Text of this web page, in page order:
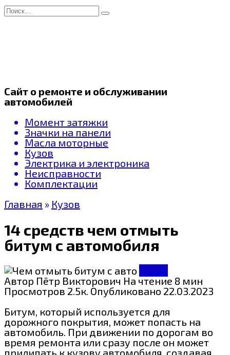
Перейти
к
Search
for:
Сайт о ремонте и обслуживании
автомобилей
Момент затяжки
Значки на панели
Масла моторные
Кузов
Электрика и электроника
Неисправности
Комплектации
Главная » Кузов
14 средств чем отмыть
битум с автомобиля
Кузов
Автор Пётр Викторович На чтение 8 мин
Просмотров 2.5к. Опубликовано 22.03.2023
Битум, который используется для
дорожного покрытия, может попасть на
автомобиль. При движении по дорогам во
время ремонта или сразу после он может
прилипать к кузову автомобиля, создавая